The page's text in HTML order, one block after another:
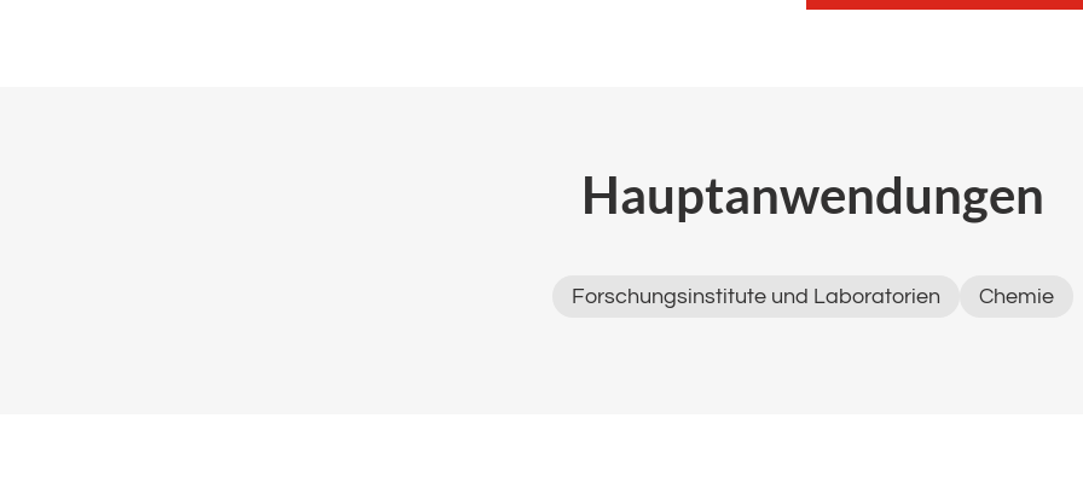
Hauptanwendungen
Forschungsinstitute und Laboratorien Chemie